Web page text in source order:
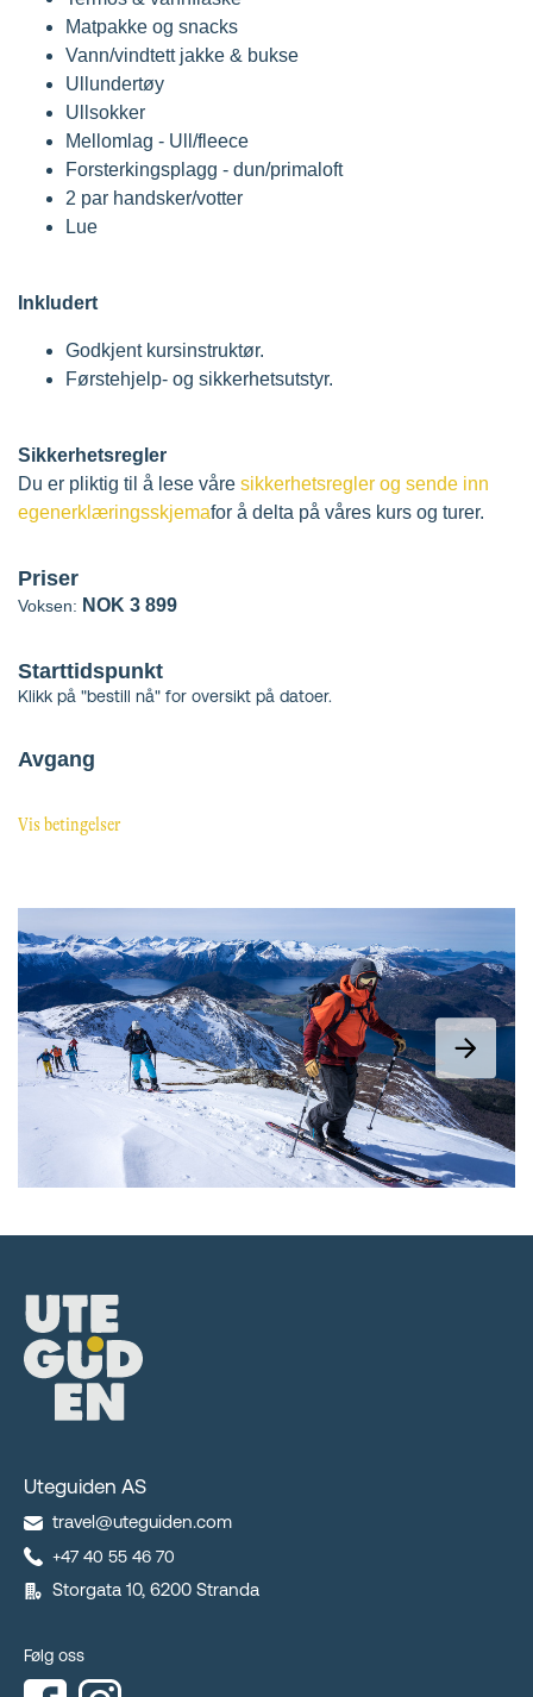
Uteguiden AS
travel@uteguiden.com
+47 40 55 46 70
Storgata 10, 6200 Stranda
Følg oss